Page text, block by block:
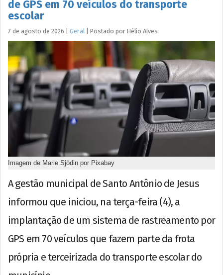
de GPS em 70 veículos do transporte
escolar
7 de agosto de 2026 Geral Postado por Hélio Alves
Imagem de Marie Sjödin por Pixabay
A gestão municipal de Santo Antônio de Jesus
informou que iniciou, na terça-feira (4), a
implantação de um sistema de rastreamento por
GPS em 70 veículos que fazem parte da frota
própria e terceirizada do transporte escolar do